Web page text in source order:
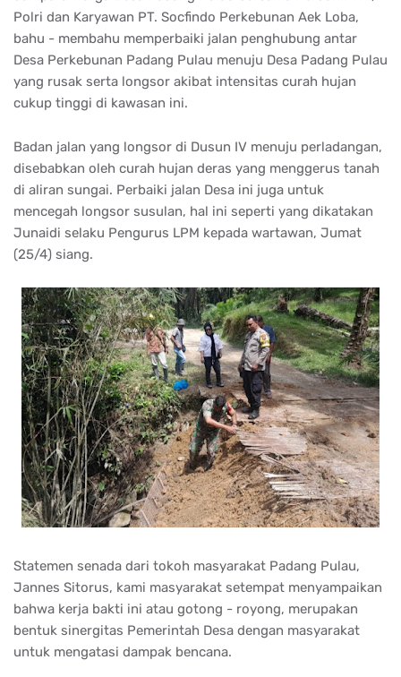
Polri dan Karyawan PT. Socfindo Perkebunan Aek Loba,
bahu - membahu memperbaiki jalan penghubung antar
Desa Perkebunan Padang Pulau menuju Desa Padang Pulau
yang rusak serta longsor akibat intensitas curah hujan
cukup tinggi di kawasan ini.
Badan jalan yang longsor di Dusun IV menuju perladangan,
disebabkan oleh curah hujan deras yang menggerus tanah
di aliran sungai. Perbaiki jalan Desa ini juga untuk
mencegah longsor susulan, hal ini seperti yang dikatakan
Junaidi selaku Pengurus LPM kepada wartawan, Jumat
(25/4) siang.
Statemen senada dari tokoh masyarakat Padang Pulau,
Jannes Sitorus, kami masyarakat setempat menyampaikan
bahwa kerja bakti ini atau gotong - royong, merupakan
bentuk sinergitas Pemerintah Desa dengan masyarakat
untuk mengatasi dampak bencana.